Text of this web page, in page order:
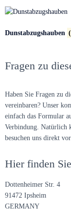
Dunstabzugshauben
Fragen zu
Haben Sie Fragen zu
vereinbaren? Unser
einfach das Formular
Verbindung. Natürlich
besuchen uns direkt
Hier finden
Dottenheimer Str. 4
91472 Ipsheim
GERMANY